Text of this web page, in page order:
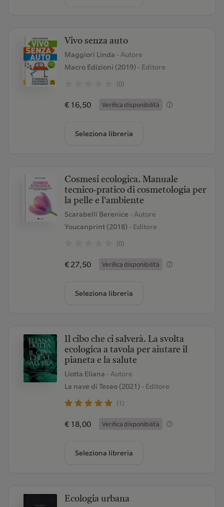
Vivo senza auto
Maggiori Linda - Autore
Macro Edizioni (2019)- Editore
(0)
€ 16,50 Verifica disponibilità
Seleziona libreria
Cosmesi ecologica. Manuale
tecnico-pratico di cosmetologia per
la pelle e l'ambiente
Scarabelli Berenice - Autore
Youcanprint (2018)- Editore
(0)
€ 27,50 Verifica disponibilità
Seleziona libreria
Il cibo che ci salverà. La svolta
ecologica a tavola per aiutare il
pianeta e la salute
Liotta Eliana - Autore
La nave di Teseo (2021)- Editore
(1)
€ 18,00 Verifica disponibilità
Seleziona libreria
Ecologia urbana